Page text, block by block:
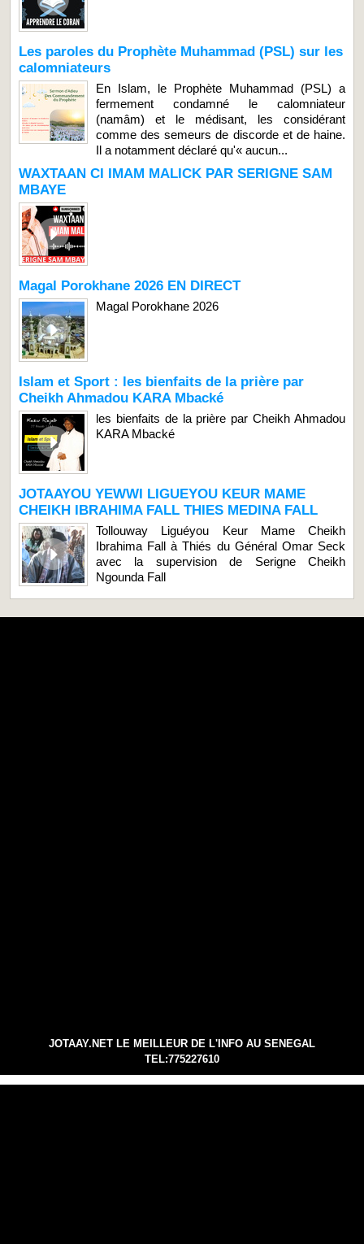
Les paroles du Prophète Muhammad (PSL) sur les
calomniateurs
En Islam, le Prophète Muhammad (PSL) a
fermement condamné le calomniateur
(namâm) et le médisant, les considérant
comme des semeurs de discorde et de haine.
Il a notamment déclaré qu'« aucun...
WAXTAAN CI IMAM MALICK PAR SERIGNE SAM
MBAYE
Magal Porokhane 2026 EN DIRECT
Magal Porokhane 2026
Islam et Sport : les bienfaits de la prière par
Cheikh Ahmadou KARA Mbacké
les bienfaits de la prière par Cheikh Ahmadou
KARA Mbacké
JOTAAYOU YEWWI LIGUEYOU KEUR MAME
CHEIKH IBRAHIMA FALL THIES MEDINA FALL
Tollouway Liguéyou Keur Mame Cheikh
Ibrahima Fall à Thiés du Général Omar Seck
avec la supervision de Serigne Cheikh
Ngounda Fall
JOTAAY.NET LE MEILLEUR DE L'INFO AU SENEGAL
TEL:775227610